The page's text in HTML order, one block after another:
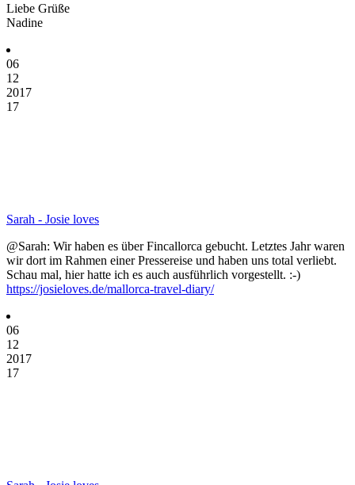
Liebe Grüße
Nadine
06
12
2017
17
Sarah - Josie loves
@Sarah: Wir haben es über Fincallorca gebucht. Letztes Jahr waren
wir dort im Rahmen einer Pressereise und haben uns total verliebt.
Schau mal, hier hatte ich es auch ausführlich vorgestellt. :-)
https://josieloves.de/mallorca-travel-diary/
06
12
2017
17